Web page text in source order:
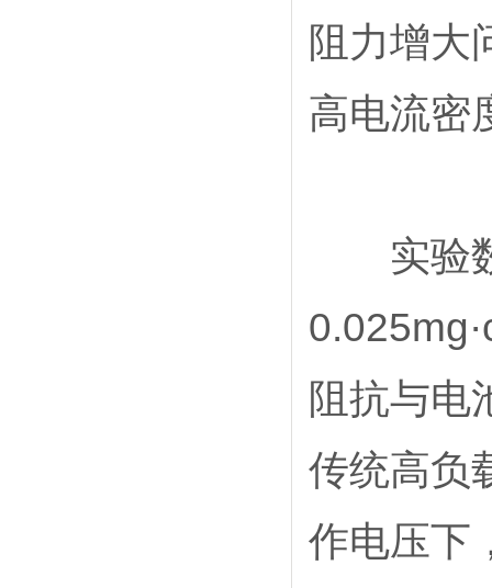
阻力增大
高电流密
实验数
阻抗与电
传统高负
作电压下